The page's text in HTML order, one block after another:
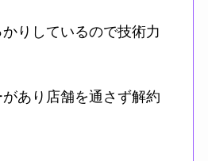
かりしているので技術力
があり店舗を通さず解約